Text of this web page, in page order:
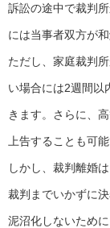
訴訟の途中で裁判
には当事者双方が
ただし、家庭裁判
い場合には2週間以
きます。さらに、
上告することも可能
しかし、裁判離婚
裁判までいかずに
泥沼化しないため